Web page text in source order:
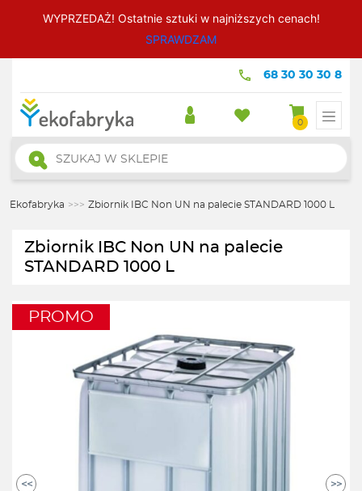
WYPRZEDAŻ! Ostatnie sztuki w najniższych cenach!
SPRAWDZAM
68 30 30 30 8
0
Wyszukiwarka
produktów
Ekofabryka >>> Zbiornik IBC Non UN na palecie STANDARD 1000 L
Zbiornik IBC Non UN na palecie
STANDARD 1000 L
PROMO
<< >>